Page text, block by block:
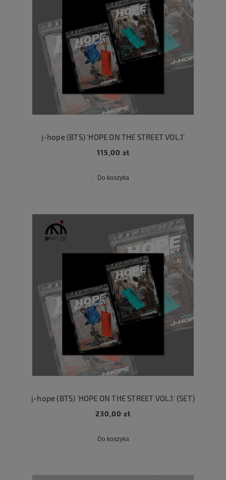
j-hope (BTS) 'HOPE ON THE STREET VOL.1'
115,00 zł
Do koszyka
j-hope (BTS) 'HOPE ON THE STREET VOL.1' (SET)
230,00 zł
Do koszyka